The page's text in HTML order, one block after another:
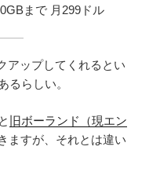
まで 月299ドル
アップしてくれるとい
るらしい。
旧ボーランド（現エン
ますが、それとは違い